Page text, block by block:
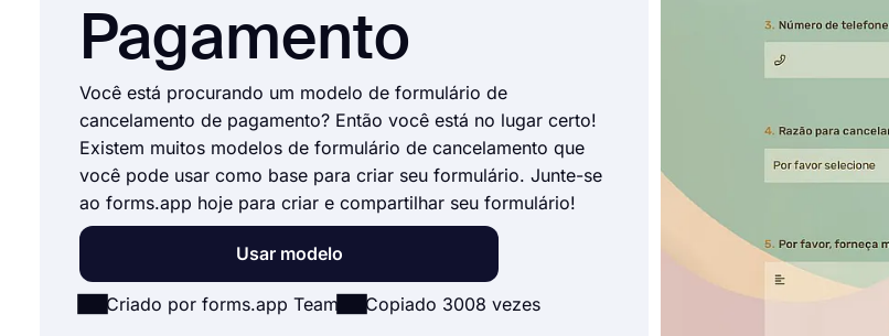
Pagamento
Você está procurando um modelo de formulário de
cancelamento de pagamento? Então você está no lugar certo!
Existem muitos modelos de formulário de cancelamento que
você pode usar como base para criar seu formulário. Junte-se
ao forms.app hoje para criar e compartilhar seu formulário!
Usar modelo
Criado por forms.app Team Copiado 3008 vezes